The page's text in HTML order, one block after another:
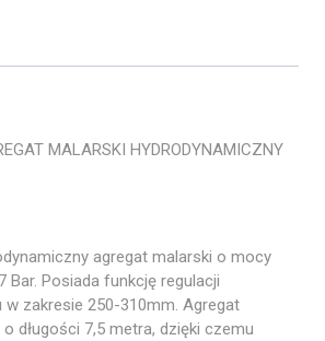
MALARSKI HYDRODYNAMICZNY
agregat malarski o mocy
Bar. Posiada funkcję regulacji
w zakresie 250-310mm. Agregat
długości 7,5 metra, dzięki czemu